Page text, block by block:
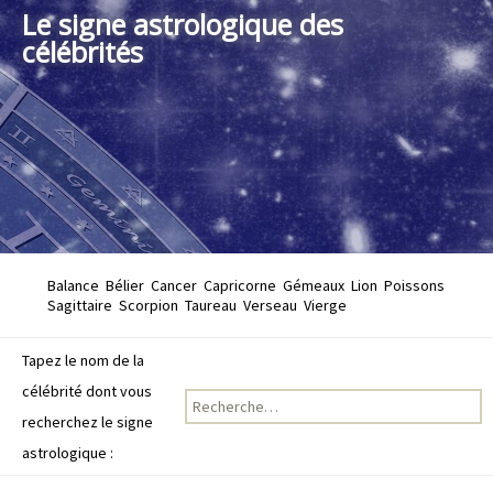
Le signe astrologique des
célébrités
Balance Bélier Cancer Capricorne Gémeaux Lion Poissons
Sagittaire Scorpion Taureau Verseau Vierge
Tapez le nom de la
célébrité dont vous
recherchez le signe
astrologique :
Recherche pour :